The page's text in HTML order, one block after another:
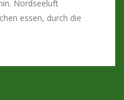
Nordseeluft
essen, durch die